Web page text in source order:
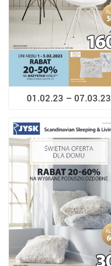
01.02.23 – 07.03.23